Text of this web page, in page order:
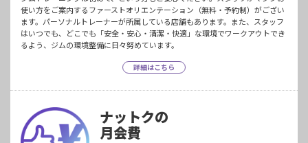
使い方をご案内するファーストオリエンテーション（無料・予約制）がござい
ます。パーソナルトレーナーが所属している店舗もあります。また、スタッフ
はいつでも、どこでも「安全・安心・清潔・快適」な環境でワークアウトでき
るよう、ジムの環境整備に日々努めています。
詳細はこちら
ナットクの
月会費